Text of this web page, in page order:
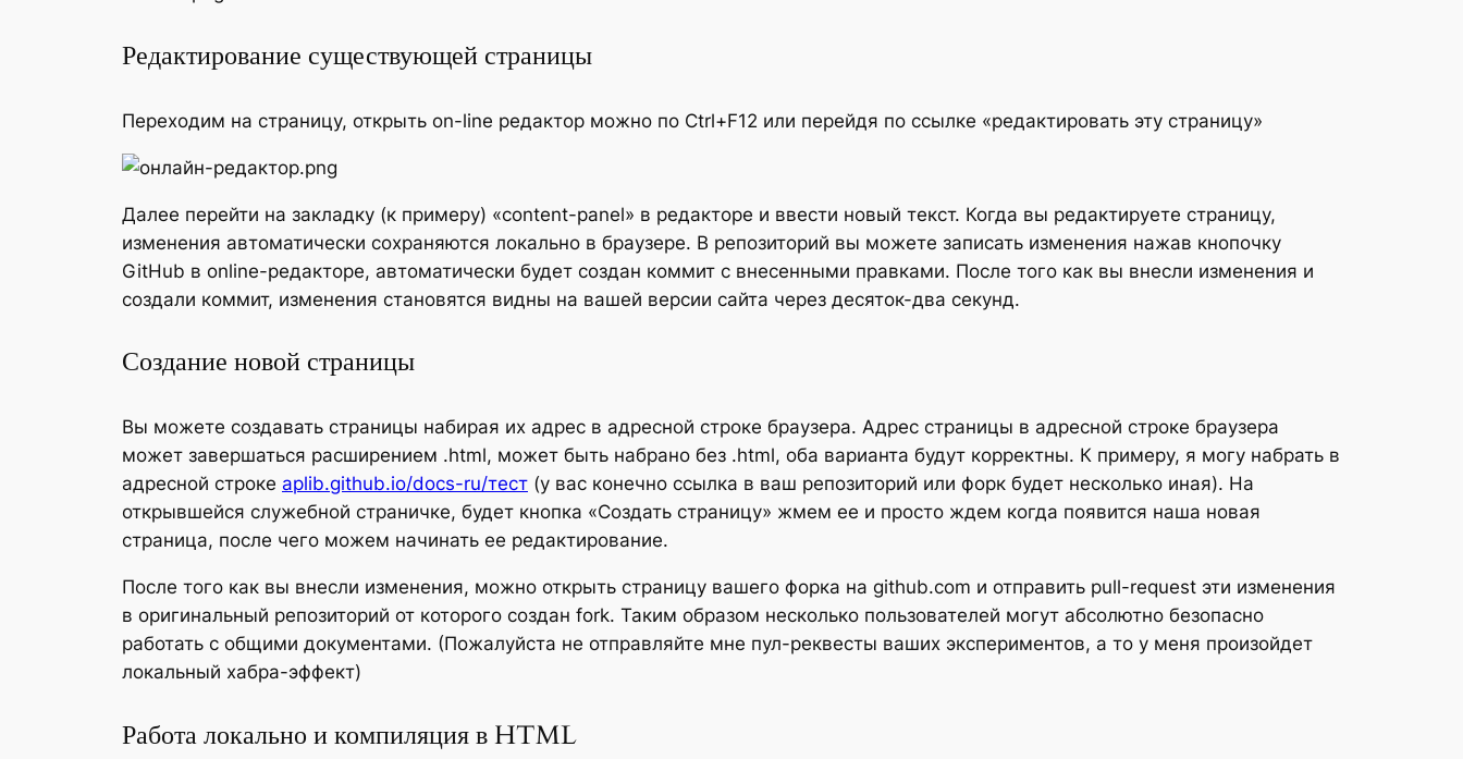
Редактирование существующей страницы
Переходим на страницу, открыть on-line редактор можно по Ctrl+F12 или перейдя по ссылке «редактировать эту страницу»
Далее перейти на закладку (к примеру) «content-panel» в редакторе и ввести новый текст. Когда вы редактируете страницу,
изменения автоматически сохраняются локально в браузере. В репозиторий вы можете записать изменения нажав кнопочку
GitHub в online-редакторе, автоматически будет создан коммит с внесенными правками. После того как вы внесли изменения и
создали коммит, изменения становятся видны на вашей версии сайта через десяток-два секунд.
Создание новой страницы
Вы можете создавать страницы набирая их адрес в адресной строке браузера. Адрес страницы в адресной строке браузера
может завершаться расширением .html, может быть набрано без .html, оба варианта будут корректны. К примеру, я могу набрать в
адресной строке aplib.github.io/docs-ru/тест (у вас конечно ссылка в ваш репозиторий или форк будет несколько иная). На
открывшейся служебной страничке, будет кнопка «Создать страницу» жмем ее и просто ждем когда появится наша новая
страница, после чего можем начинать ее редактирование.
После того как вы внесли изменения, можно открыть страницу вашего форка на github.com и отправить pull-request эти изменения
в оригинальный репозиторий от которого создан fork. Таким образом несколько пользователей могут абсолютно безопасно
работать с общими документами. (Пожалуйста не отправляйте мне пул-реквесты ваших экспериментов, а то у меня произойдет
локальный хабра-эффект)
Работа локально и компиляция в HTML